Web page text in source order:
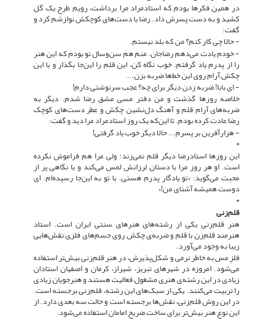
در همین فکرها بودم که استادمراد مرا برداشت، رویم طرح یک گل
کشید و به دست پسرش داد. رضا با دست‌های کوچکش نوازشم کرد و
گفت:
- حالا چی کار کنم؟ من که بلد نیستم.
- خودم یادت می‌دهم رضاجان. منم هم سن‌وسال تو بودم که این هنر
را از پدرم یاد گرفتم. خوب نگاه کن، این قلم را این‌جا بگذار و با این
چکش آرام روی این خط‌ها ضربه بزن...
- ای بابا! ضربه زدن دیگر برای چه؟ عجب سرنوشتی دارم!
خلاصه روزها گذشت و من دفتر مسی مشق رضا شدم. دیگر به
ضربه‌های آرام قلم و آهنگ دل‌نشین چکش و عطر دست‌های کوچک
رضا عادت کرده بودم. تا این‌که یک روز استادمراد مرا دید و گفت:
- هزارآفرین بر پسرم... حالا دیگر خوب یاد گرفتی!
*
این روزها استادرضا دیگر قلم نمی‌زند؛ ولی مرا هم فراموش نکرده
است. او هر روز مرا با دستان لرزانش لمس می‌کند و با نگاهی پر از
محبت می‌گوید: «تو یادگار پدرم هستی. با تو به این‌جا رسیده‌ام. ای
دوست همیشه آشنای من!»
*
قلم‌زنی
هنر قلم‌زنی یکی از رشته‌های هنرهای سنتی ایران است. استاد
هنرمند قلم‌زن با قلم و ضربه‌ی چکش روی جسم‌های فلزی نقش‌هایی
زیبا به وجود می‌آورد.
فلزِ مس به خاطر نرمی و شکل‌پذیرش، در هنر قلم‌زنی بیش‌تر استفاده
می‌شود. امروزه در شهرهای تبریز، شیراز، کرمان و اصفهان استادان
زیادی در این رشته‌ی هنری مشغول فعالیت هستند و هنرجویان زیادی
را تربیت می‌کنند. یکی از سبک‌های این رشته، قلم‌زنی برجسته است.
در این روش قلم‌زنی، نقش‌ها برجسته است و حالت سه بعدی دارد. از
این نوع هنر بیش‌تر برای ساخت ضریح امامان استفاده می‌شود.